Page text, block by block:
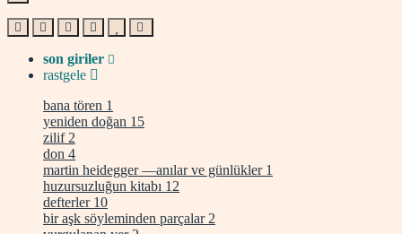
son giriler
rastgele
bana tören 1
yeniden doğan 15
zilif 2
don 4
martin heidegger —anılar ve günlükler 1
huzursuzluğun kitabı 12
defterler 10
bir aşk söyleminden parçalar 2